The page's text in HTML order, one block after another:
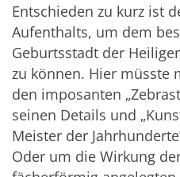
Entschieden zu kurz ist
Aufenthalts, um dem
Geburtsstadt der
zu können. Hier müsste
den imposanten
seinen Details und
Meister der
Oder um die Wirkung